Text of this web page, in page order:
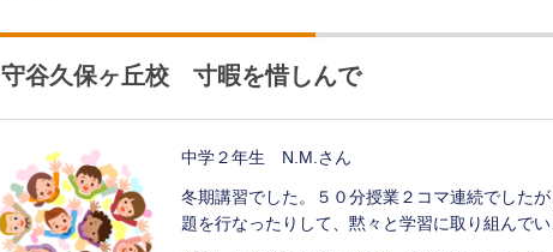
守谷久保ヶ丘校 寸暇を惜しんで
中学２年生 N.M.さん
冬期講習でした。５０分授業２コマ連続でした
題を行なったりして、黙々と学習に取り組んでい